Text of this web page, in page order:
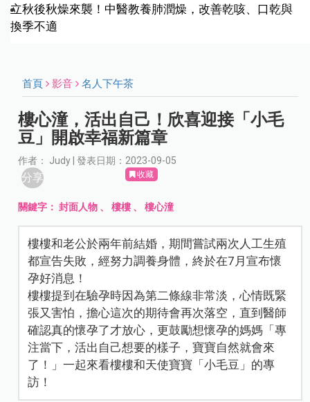
立秋後秋燥來襲！中醫教養肺潤燥，改善乾咳、口乾與
換季不適
首頁 影音 名人下午茶
樓心潼，活出自己！欣喜迎接「小毛
豆」開啟幸福新篇章
作者： Judy | 發表日期：2023-09-05
分享 收藏
關鍵字：封面人物 、樓樓 、樓心潼
樓樓和老公於兩年前結婚，期間嘗試兩次人工生殖
都宣告失敗，經努力調養身體，終於在7月宣布懷
孕好消息！
樓樓提到在驗孕時因為第二條線非常淡，心情既緊
張又害怕，擔心這次的期待會再次落空，直到醫師
確認真的懷孕了才放心，更鼓勵想懷孕的媽媽「專
注當下，活出自己想要的樣子，寶寶自然就會來
了！」一起來看樓樓和天使寶寶「小毛豆」的專
訪！